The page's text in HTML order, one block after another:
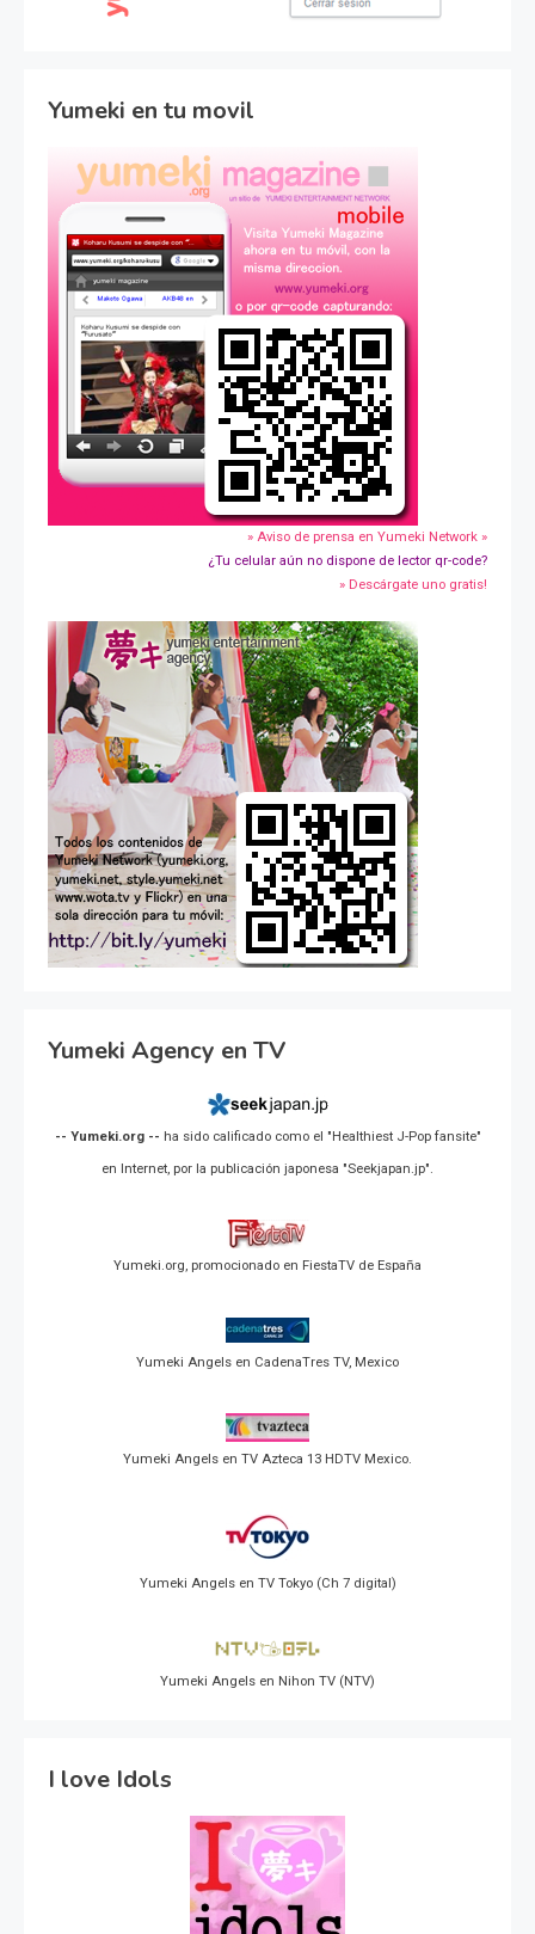
Yumeki en tu movil
» Aviso de prensa en Yumeki Network »
¿Tu celular aún no dispone de lector qr-code?
» Descárgate uno gratis!
Yumeki Agency en TV
-- Yumeki.org -- ha sido calificado como el "Healthiest J-Pop fansite"
en Internet, por la publicación japonesa "Seekjapan.jp".
Yumeki.org, promocionado en FiestaTV de España
Yumeki Angels en CadenaTres TV, Mexico
Yumeki Angels en TV Azteca 13 HDTV Mexico.
Yumeki Angels en TV Tokyo (Ch 7 digital)
Yumeki Angels en Nihon TV (NTV)
I love Idols